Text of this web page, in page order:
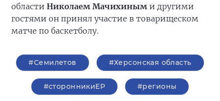
области Николаем Мачихиным и другими
гостями он принял участие в товарищеском
матче по баскетболу.
#Семилетов #Херсонская область
#сторонникиЕР #регионы